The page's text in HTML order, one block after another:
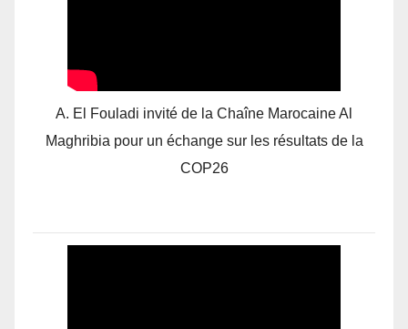
A. El Fouladi invité de la Chaîne Marocaine Al
Maghribia pour un échange sur les résultats de la
COP26